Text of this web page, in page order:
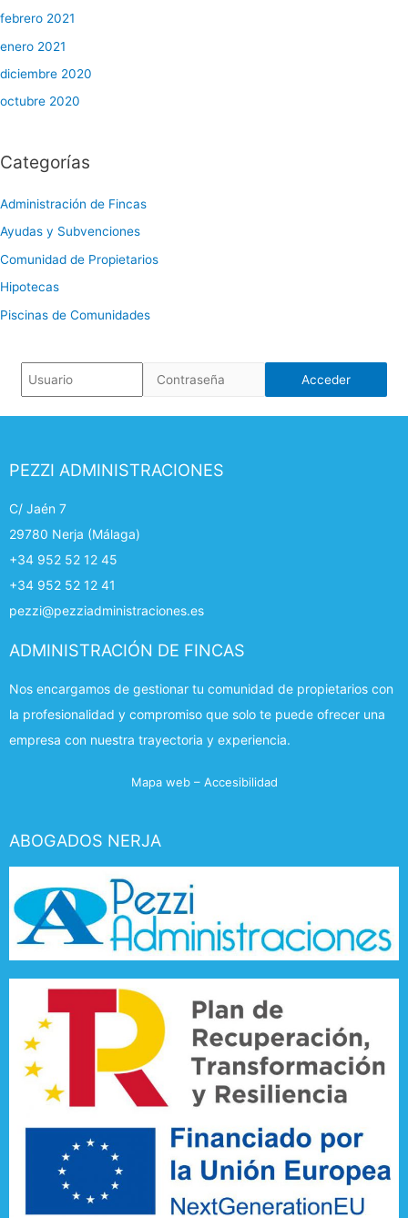
febrero 2021
enero 2021
diciembre 2020
octubre 2020
Categorías
Administración de Fincas
Ayudas y Subvenciones
Comunidad de Propietarios
Hipotecas
Piscinas de Comunidades
PEZZI ADMINISTRACIONES
C/ Jaén 7
29780 Nerja (Málaga)
+34 952 52 12 45
+34 952 52 12 41
pezzi@pezziadministraciones.es
ADMINISTRACIÓN DE FINCAS
Nos encargamos de gestionar tu comunidad de propietarios con
la profesionalidad y compromiso que solo te puede ofrecer una
empresa con nuestra trayectoria y experiencia.
Mapa web– Accesibilidad
ABOGADOS NERJA